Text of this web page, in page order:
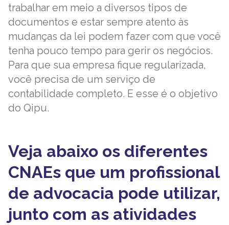
trabalhar em meio a diversos tipos de
documentos e estar sempre atento às
mudanças da lei podem fazer com que você
tenha pouco tempo para gerir os negócios.
Para que sua empresa fique regularizada,
você precisa de um serviço de
contabilidade completo. E esse é o objetivo
do Qipu.
Veja abaixo os diferentes
CNAEs que um profissional
de advocacia pode utilizar,
junto com as atividades